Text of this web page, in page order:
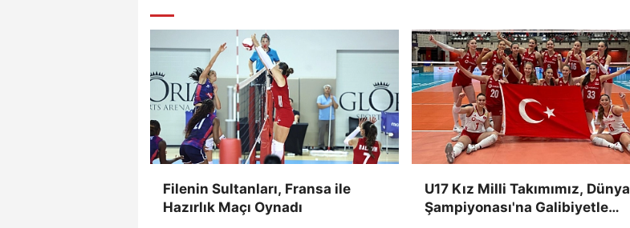
Filenin Sultanları, Fransa ile
Hazırlık Maçı Oynadı
U17 Kız Milli Takımımız, Dünya
Şampiyonası'na Galibiyetle